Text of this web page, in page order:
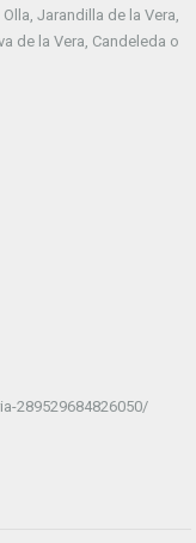
Jarandilla de la Vera,
de la Vera, Candeleda o
289529684826050/